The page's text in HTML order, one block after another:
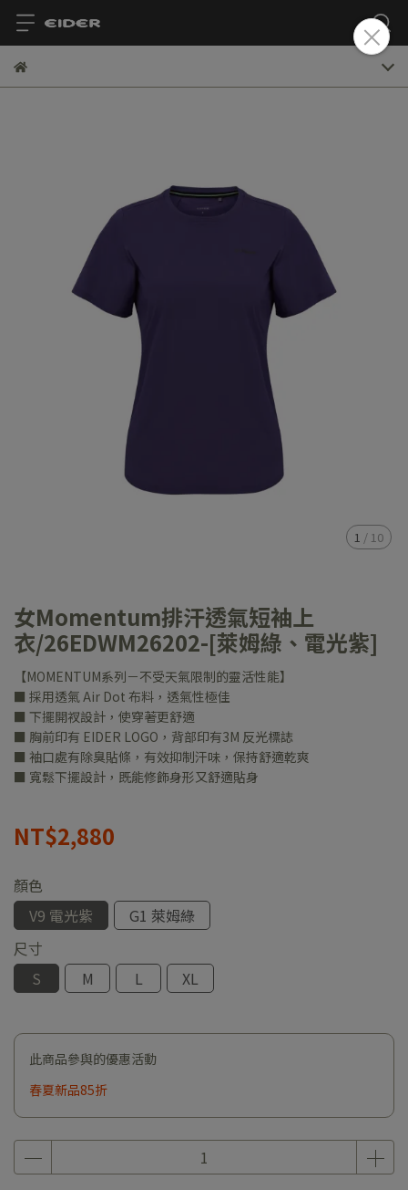
1 / 10
女Momentum排汗透氣短袖上
衣/26EDWM26202-[萊姆綠、電光紫]
【MOMENTUM系列－不受天氣限制的靈活性能】
■ 採用透氣 Air Dot 布料，透氣性極佳
■ 下擺開衩設計，使穿著更舒適
■ 胸前印有 EIDER LOGO，背部印有3M 反光標誌
■ 袖口處有除臭貼條，有效抑制汗味，保持舒適乾爽
■ 寬鬆下擺設計，既能修飾身形又舒適貼身
NT$2,880
顏色
V9 電光紫
G1 萊姆綠
尺寸
S
M L XL
此商品參與的優惠活動
春夏新品85折